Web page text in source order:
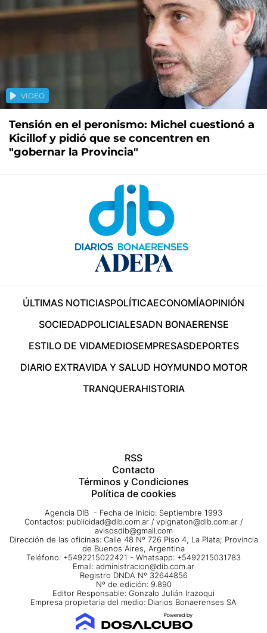
VIDEO
Tensión en el peronismo: Michel cuestionó a
Kicillof y pidió que se concentren en
"gobernar la Provincia"
ÚLTIMAS NOTICIASPOLÍTICAECONOMÍAOPINIÓN
SOCIEDADPOLICIALESADN BONAERENSE
ESTILO DE VIDAMEDIOSEMPRESASDEPORTES
DIARIO EXTRAVIDA Y SALUD HOYMUNDO MOTOR
TRANQUERAHISTORIA
RSS
Contacto
Términos y Condiciones
Política de cookies
Agencia DIB - Fecha de Inicio: Septiembre 1993
Contactos: publicidad@dib.com.ar / vpignaton@dib.com.ar /
avisosdib@gmail.com
Dirección de las oficinas: Calle 48 Nº 726 Piso 4, La Plata; Provincia
de Buenos Aires, Argentina
Teléfono: +5492215022421 - Whatsapp: +5492215031783
Email: administracion@dib.com.ar
Registro DNDA Nº 32644856
Nº de edición: 9.890
Editor Responsable: Gonzalo Julián Irazoqui
Empresa propietaria del medio: Diarios Bonaerenses SA